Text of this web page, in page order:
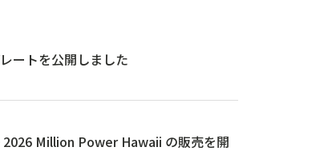
ートを公開しました
Million Power Hawaii の販売を開